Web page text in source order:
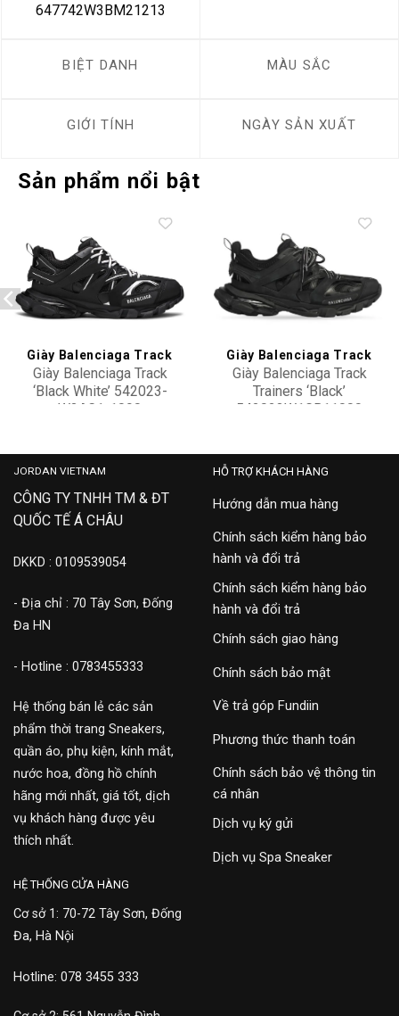
647742W3BM21213
BIỆT DANH MÀU SẮC
GIỚI TÍNH NGÀY SẢN XUẤT
Sản phẩm nổi bật
Add to
wishlist
Giày Balenciaga Track
Giày Balenciaga Track
‘Black White’ 542023-
W3AC1-1090
Add to
wishlist
Giày Balenciaga Track
Giày Balenciaga Track
Trainers ‘Black’
542023W1GB11000
JORDAN VIETNAM
CÔNG TY TNHH TM & ĐT
QUỐC TẾ Á CHÂU
DKKD : 0109539054
- Địa chỉ : 70 Tây Sơn, Đống
Đa HN
- Hotline : 0783455333
Hệ thống bán lẻ các sản
phẩm thời trang Sneakers,
quần áo, phụ kiện, kính mắt,
nước hoa, đồng hồ chính
hãng mới nhất, giá tốt, dịch
vụ khách hàng được yêu
thích nhất.
HỖ TRỢ KHÁCH HÀNG
Hướng dẫn mua hàng
Chính sách kiểm hàng bảo
hành và đổi trả
Chính sách kiểm hàng bảo
hành và đổi trả
Chính sách giao hàng
Chính sách bảo mật
Về trả góp Fundiin
Phương thức thanh toán
Chính sách bảo vệ thông tin
cá nhân
Dịch vụ ký gửi
Dịch vụ Spa Sneaker
HỆ THỐNG CỬA HÀNG
Cơ sở 1: 70-72 Tây Sơn, Đống
Đa, Hà Nội
Hotline: 078 3455 333